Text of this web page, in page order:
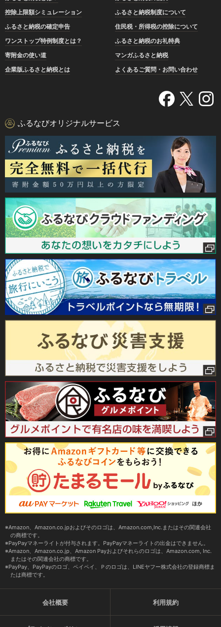
控除上限額シミュレーション
ふるさと納税制度について
ふるさと納税の確定申告
住民税・所得税の控除について
ワンストップ特例制度とは？
ふるさと納税のお礼特典
寄附金の使い道
マンガふるさと納税
企業版ふるさと納税とは
よくあるご質問・お問い合わせ
ふるなびオリジナルサービス
Amazon、Amazon.co.jpおよびそのロゴは、Amazon.com,Inc.またはその関連会社
の商標です。
PayPayマネーライトが付与されます。PayPayマネーライトの出金はできません。
Amazon、Amazon.co.jp、Amazon Payおよびそれらのロゴは、Amazon.com, Inc.
またはその関連会社の商標です。
PayPay、PayPayのロゴ、ペイペイ、Ｐのロゴは、LINEヤフー株式会社の登録商標ま
たは商標です。
会社概要 利用規約